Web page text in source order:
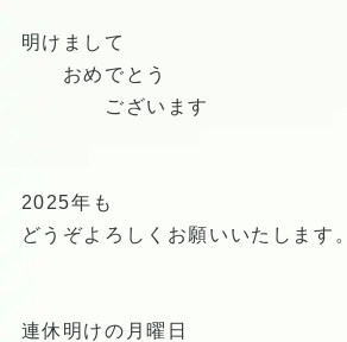
明けまして
おめでとう
ございます
2025年も
どうぞよろしくお願いいたします。
連休明けの月曜日